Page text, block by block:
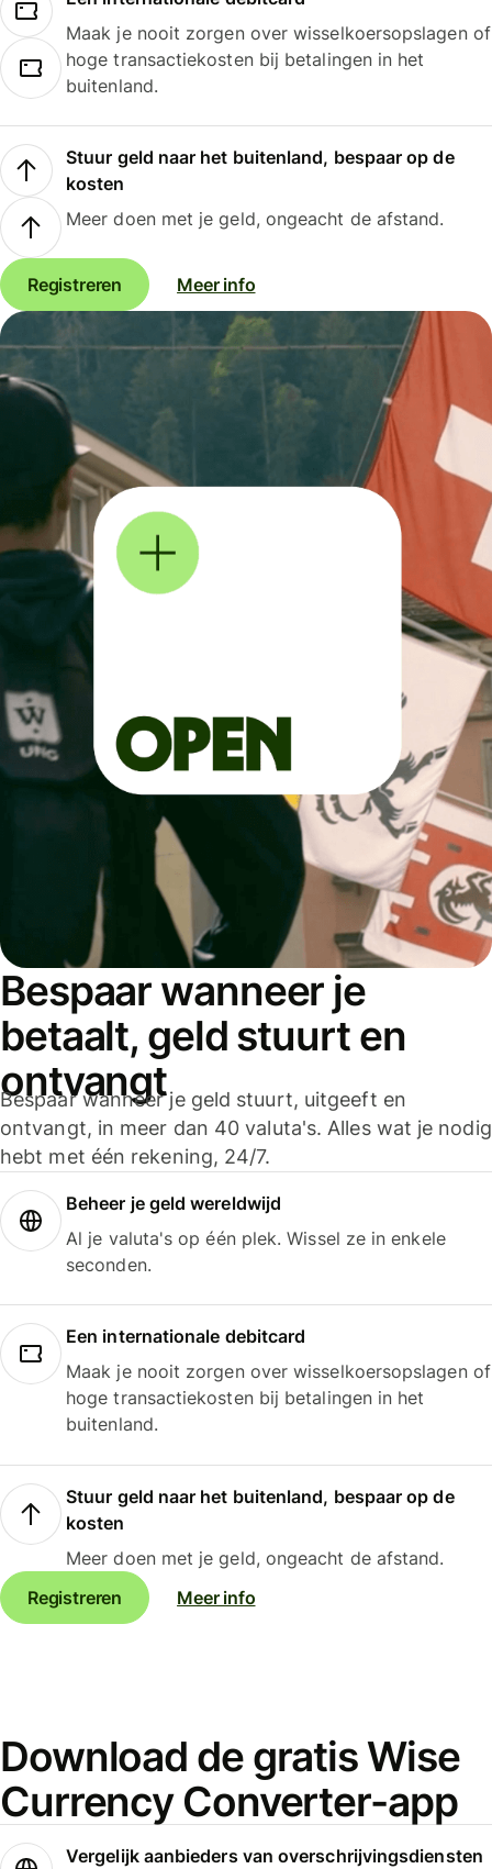
Maak je nooit zorgen over wisselkoersopslagen of
hoge transactiekosten bij betalingen in het
buitenland.
Stuur geld naar het buitenland, bespaar op de
kosten
Meer doen met je geld, ongeacht de afstand.
Registreren Meer info
Bespaar wanneer je
betaalt, geld stuurt en
ontvangt
Bespaar wanneer je geld stuurt, uitgeeft en
ontvangt, in meer dan 40 valuta's. Alles wat je nodig
hebt met één rekening, 24/7.
Beheer je geld wereldwijd
Al je valuta's op één plek. Wissel ze in enkele
seconden.
Een internationale debitcard
Maak je nooit zorgen over wisselkoersopslagen of
hoge transactiekosten bij betalingen in het
buitenland.
Stuur geld naar het buitenland, bespaar op de
kosten
Meer doen met je geld, ongeacht de afstand.
Registreren
Meer info
Download de gratis Wise
Currency Converter-app
Vergelijk aanbieders van overschrijvingsdiensten